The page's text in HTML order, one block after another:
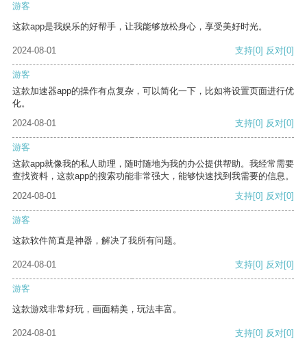
游客
这款app是我娱乐的好帮手，让我能够放松身心，享受美好时光。
2024-08-01 支持[0] 反对[0]
游客
这款加速器app的操作有点复杂，可以简化一下，比如将设置页面进行优
化。
2024-08-01
支持[0] 反对[0]
游客
这款app就像我的私人助理，随时随地为我的办公提供帮助。我经常需要
查找资料，这款app的搜索功能非常强大，能够快速找到我需要的信息。
2024-08-01
支持[0] 反对[0]
游客
这款软件简直是神器，解决了我所有问题。
2024-08-01 支持[0] 反对[0]
游客
这款游戏非常好玩，画面精美，玩法丰富。
2024-08-01 支持[0] 反对[0]